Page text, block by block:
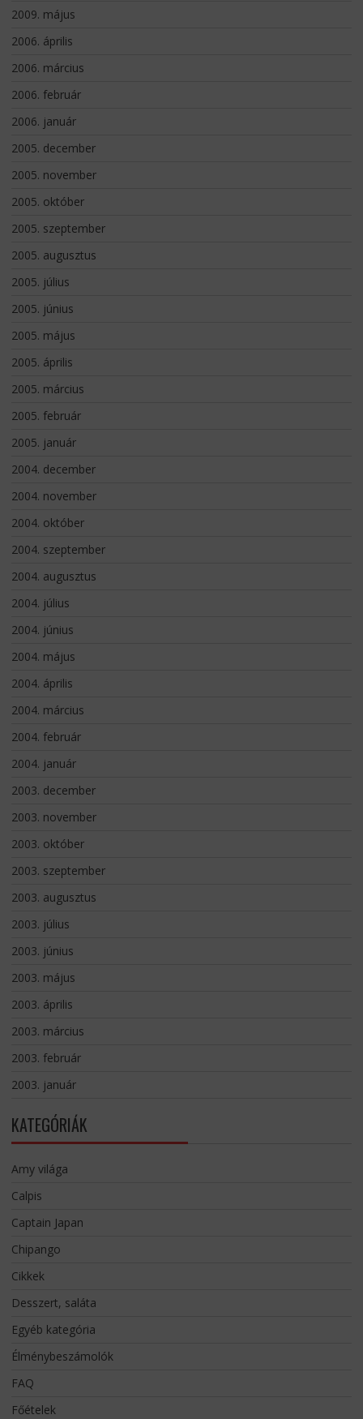
2009. május
2006. április
2006. március
2006. február
2006. január
2005. december
2005. november
2005. október
2005. szeptember
2005. augusztus
2005. július
2005. június
2005. május
2005. április
2005. március
2005. február
2005. január
2004. december
2004. november
2004. október
2004. szeptember
2004. augusztus
2004. július
2004. június
2004. május
2004. április
2004. március
2004. február
2004. január
2003. december
2003. november
2003. október
2003. szeptember
2003. augusztus
2003. július
2003. június
2003. május
2003. április
2003. március
2003. február
2003. január
KATEGÓRIÁK
Amy világa
Calpis
Captain Japan
Chipango
Cikkek
Desszert, saláta
Egyéb kategória
Élménybeszámolók
FAQ
Főételek